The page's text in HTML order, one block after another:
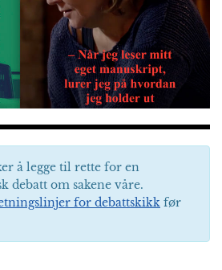
å legge til rette for en
debatt om sakene våre.
for debattskikk før